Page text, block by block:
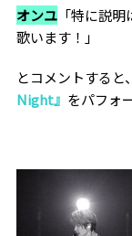
オンユ「特に説明
歌います！」
とコメントすると
Night』 をパフォ